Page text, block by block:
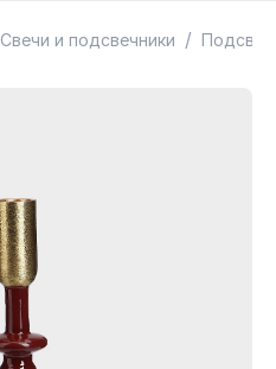
Свечи и подсвечники /